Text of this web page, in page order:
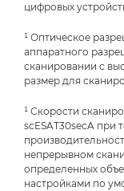
цифровых
¹ Оптическое
аппаратного
сканировании с
размер для
¹ Скорости
scESAT30secA при
непрерывном
определенных
настройками по